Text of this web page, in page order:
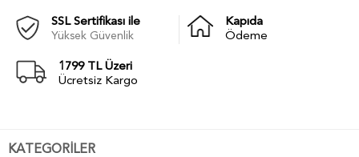
SSL Sertifikası ile
Yüksek Güvenlik
Kapıda
Ödeme
1799 TL Üzeri
Ücretsiz Kargo
KATEGORİLER